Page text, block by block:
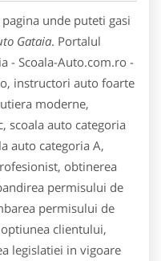
unde puteti gasi
Gataia. Portalul
- Scoala-Auto.com.ro -
instructori auto foarte
moderne,
scoala auto categoria
auto categoria A,
obtinerea
permisului de
permisului de
clientului,
legislatiei in vigoare